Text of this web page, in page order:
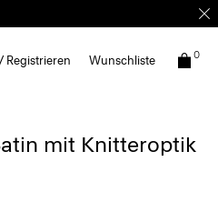
Registrieren Wunschliste 0
mit Knitteroptik